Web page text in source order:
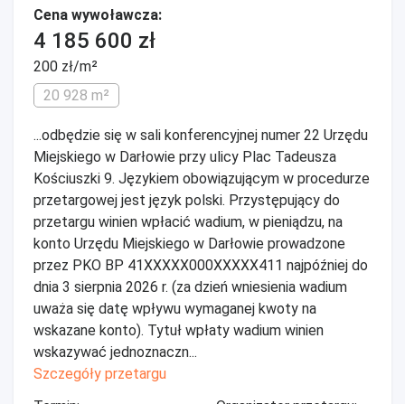
Cena wywoławcza:
4 185 600 zł
200 zł/m²
20 928 m²
...odbędzie się w sali konferencyjnej numer 22 Urzędu
Miejskiego w Darłowie przy ulicy Plac Tadeusza
Kościuszki 9. Językiem obowiązującym w procedurze
przetargowej jest język polski. Przystępujący do
przetargu winien wpłacić wadium, w pieniądzu, na
konto Urzędu Miejskiego w Darłowie prowadzone
przez PKO BP 41XXXXX000XXXXX411 najpóźniej do
dnia 3 sierpnia 2026 r. (za dzień wniesienia wadium
uważa się datę wpływu wymaganej kwoty na
wskazane konto). Tytuł wpłaty wadium winien
wskazywać jednoznaczn...
Szczegóły przetargu